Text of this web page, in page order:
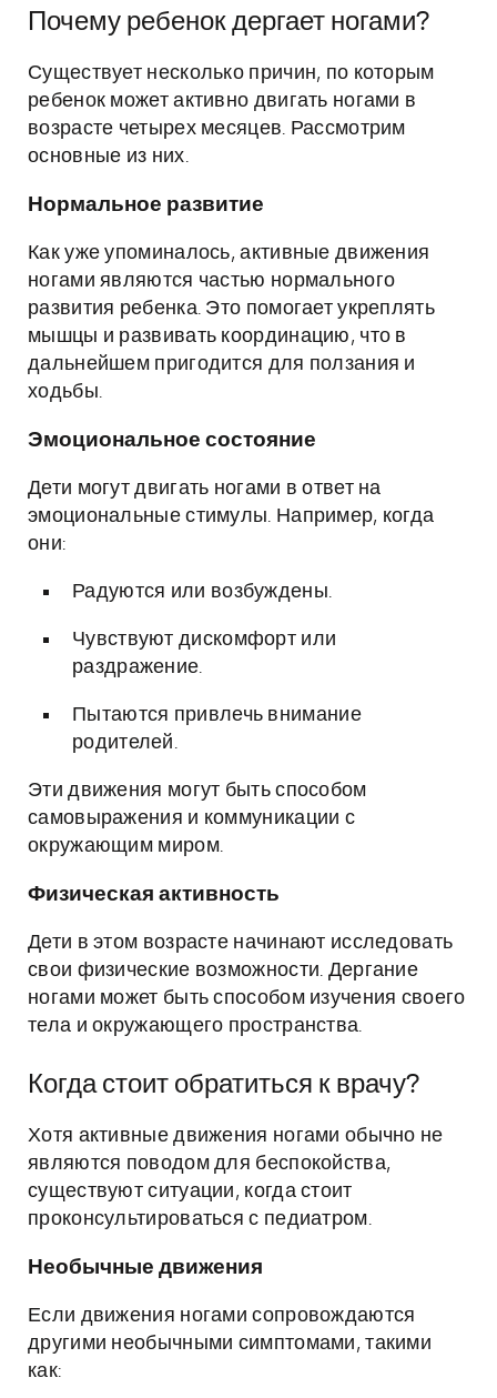
Почему ребенок дергает ногами?
Существует несколько причин, по которым
ребенок может активно двигать ногами в
возрасте четырех месяцев. Рассмотрим
основные из них.
Нормальное развитие
Как уже упоминалось, активные движения
ногами являются частью нормального
развития ребенка. Это помогает укреплять
мышцы и развивать координацию, что в
дальнейшем пригодится для ползания и
ходьбы.
Эмоциональное состояние
Дети могут двигать ногами в ответ на
эмоциональные стимулы. Например, когда
они:
Радуются или возбуждены.
Чувствуют дискомфорт или
раздражение.
Пытаются привлечь внимание
родителей.
Эти движения могут быть способом
самовыражения и коммуникации с
окружающим миром.
Физическая активность
Дети в этом возрасте начинают исследовать
свои физические возможности. Дергание
ногами может быть способом изучения своего
тела и окружающего пространства.
Когда стоит обратиться к врачу?
Хотя активные движения ногами обычно не
являются поводом для беспокойства,
существуют ситуации, когда стоит
проконсультироваться с педиатром.
Необычные движения
Если движения ногами сопровождаются
другими необычными симптомами, такими
как: